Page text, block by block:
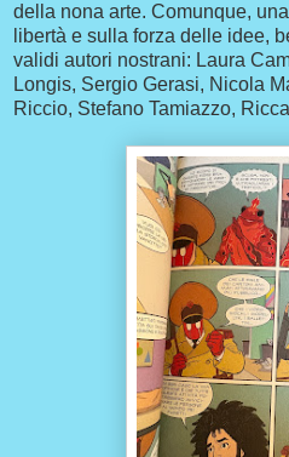
della nona arte. Comunque,
libertà e sulla forza delle idee,
validi autori nostrani: Laura
Longis, Sergio Gerasi, Nicola
Riccio, Stefano Tamiazzo,